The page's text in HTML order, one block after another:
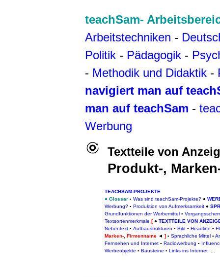
teachSam-
Arbeitstechniken -
Politik - Pädagogik -
- Methodik und Didaktik -
navigiert man auf
man auf teachSam -
Werbung
Textteile von
Produkt-,
TEACHSAM-PROJEKTE
● Glossar ▪ Was sind teachSam-Projekte? ●
Werbung? ▪ Produktion von Aufmerksamkeit ●
Grundfunktionen der Werbemittel ▪
Textsortenmerkmale [ ● TEXTTEILE VON
Nebentext ▪ Aufbaustrukturen ▪ Bild ▪ Headline ▪
Marken-, Firmenname ◄ ] ▪ Sprachliche Mittel ▪
Fernsehen und Internet ▪ Radiowerbung ▪
Werbeobjekte ▪ Bausteine ▪ Links ins Internet